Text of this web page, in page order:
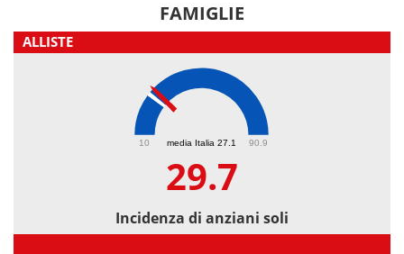
FAMIGLIE
ALLISTE
media Italia 27.1
10 90.9
29.7
Incidenza di anziani soli